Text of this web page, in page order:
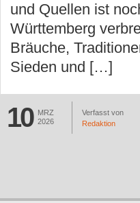
und Quellen ist
Württemberg
Bräuche,
Sieden und […]
10
MRZ
2026
Verfasst von
Redaktion